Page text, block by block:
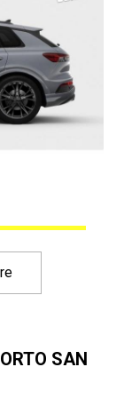
SAN